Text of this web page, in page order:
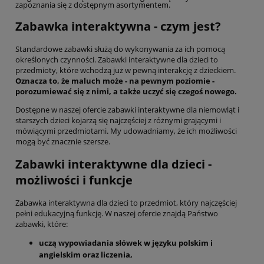
zapoznania się z dostępnym asortymentem.
Zabawka interaktywna - czym jest?
Standardowe zabawki służą do wykonywania za ich pomocą
określonych czynności. Zabawki interaktywne dla dzieci to
przedmioty, które wchodzą już w pewną interakcję z dzieckiem.
Oznacza to, że maluch może - na pewnym poziomie -
porozumiewać się z nimi, a także uczyć się czegoś nowego.
Dostępne w naszej ofercie zabawki interaktywne dla niemowląt i
starszych dzieci kojarzą się najczęściej z różnymi grającymi i
mówiącymi przedmiotami. My udowadniamy, że ich możliwości
mogą być znacznie szersze.
Zabawki interaktywne dla dzieci -
możliwości i funkcje
Zabawka interaktywna dla dzieci to przedmiot, który najczęściej
pełni edukacyjną funkcję. W naszej ofercie znajdą Państwo
zabawki, które:
uczą wypowiadania słówek w języku polskim i
angielskim oraz liczenia,